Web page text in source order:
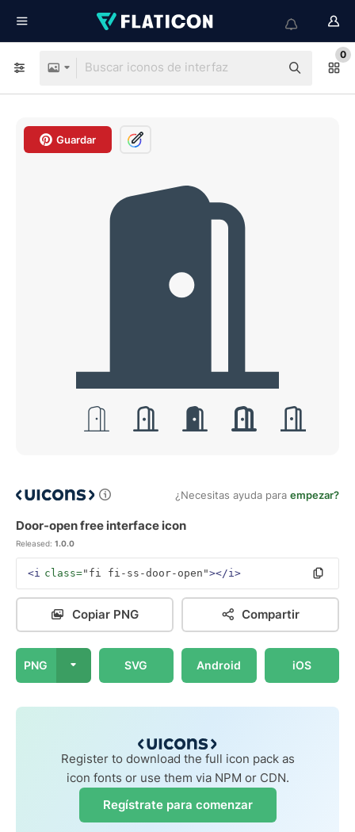
0
Guardar
¿Necesitas ayuda para empezar?
Door-open free interface icon
Released: 1.0.0
<i class="fi fi-ss-door-open"></i>
Copiar PNG Compartir
PNG SVG Android iOS
Register to download the full icon pack as
icon fonts or use them via NPM or CDN.
Regístrate para comenzar